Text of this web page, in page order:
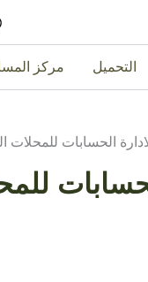
التحميل مركز
الحسابات للمحلات